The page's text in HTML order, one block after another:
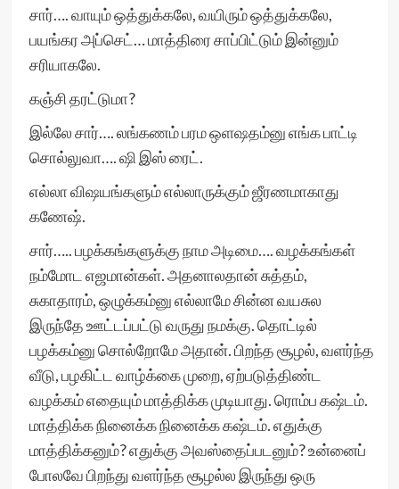
சார்…. வாயும் ஒத்துக்கலே, வயிரும் ஒத்துக்கலே,
பயங்கர அப்செட்… மாத்திரை சாப்பிட்டும் இன்னும்
சரியாகலே.
கஞ்சி தரட்டுமா?
இல்லே சார்…. லங்கணம் பரம ஒளஷதம்னு எங்க பாட்டி
சொல்லுவா…. ஷி இஸ் ரைட்.
எல்லா விஷயங்களும் எல்லாருக்கும் ஜீரணமாகாது
கணேஷ்.
சார்….. பழக்கங்களுக்கு நாம அடிமை…. வழக்கங்கள்
நம்மோட எஜமான்கள். அதனாலதான் சுத்தம்,
சுகாதாரம், ஒழுக்கம்னு எல்லாமே சின்ன வயசுல
இருந்தே ஊட்டப்பட்டு வருது நமக்கு. தொட்டில்
பழக்கம்னு சொல்றோமே அதான். பிறந்த சூழல், வளர்ந்த
வீடு, பழகிட்ட வாழ்க்கை முறை, ஏற்படுத்திண்ட
வழக்கம் எதையும் மாத்திக்க முடியாது. ரொம்ப கஷ்டம்.
மாத்திக்க நினைக்க நினைக்க கஷ்டம். எதுக்கு
மாத்திக்கனும்? எதுக்கு அவஸ்தைப்படனும்? உன்னைப்
போலவே பிறந்து வளர்ந்த சூழல்ல இருந்து ஒரு